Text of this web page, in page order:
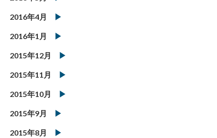
2016年4月
2016年1月
2015年12月
2015年11月
2015年10月
2015年9月
2015年8月